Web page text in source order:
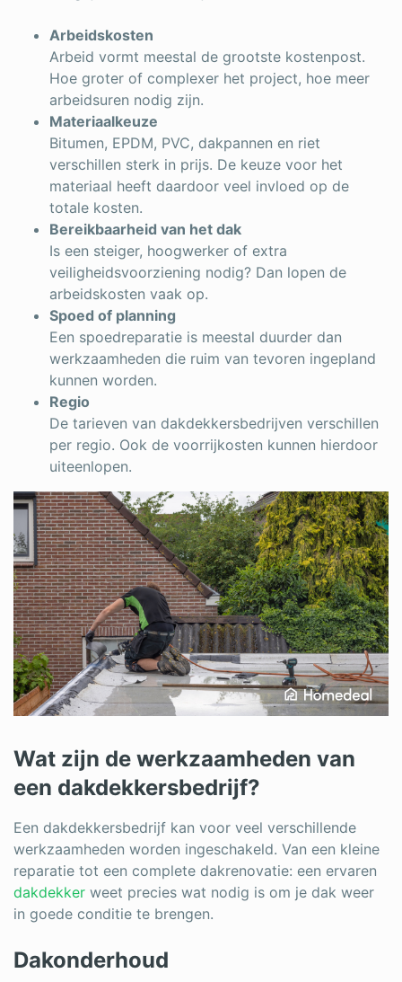
Arbeidskosten
Arbeid vormt meestal de grootste kostenpost.
Hoe groter of complexer het project, hoe meer
arbeidsuren nodig zijn.
Materiaalkeuze
Bitumen, EPDM, PVC, dakpannen en riet
verschillen sterk in prijs. De keuze voor het
materiaal heeft daardoor veel invloed op de
totale kosten.
Bereikbaarheid van het dak
Is een steiger, hoogwerker of extra
veiligheidsvoorziening nodig? Dan lopen de
arbeidskosten vaak op.
Spoed of planning
Een spoedreparatie is meestal duurder dan
werkzaamheden die ruim van tevoren ingepland
kunnen worden.
Regio
De tarieven van dakdekkersbedrijven verschillen
per regio. Ook de voorrijkosten kunnen hierdoor
uiteenlopen.
Wat zijn de werkzaamheden van
een dakdekkersbedrijf?
Een dakdekkersbedrijf kan voor veel verschillende
werkzaamheden worden ingeschakeld. Van een kleine
reparatie tot een complete dakrenovatie: een ervaren
dakdekker weet precies wat nodig is om je dak weer
in goede conditie te brengen.
Dakonderhoud